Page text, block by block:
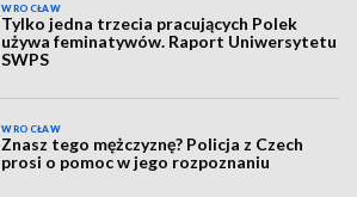
WROCŁAW
Tylko jedna trzecia pracujących Polek
używa feminatywów. Raport Uniwersytetu
SWPS
WROCŁAW
Znasz tego mężczyznę? Policja z Czech
prosi o pomoc w jego rozpoznaniu